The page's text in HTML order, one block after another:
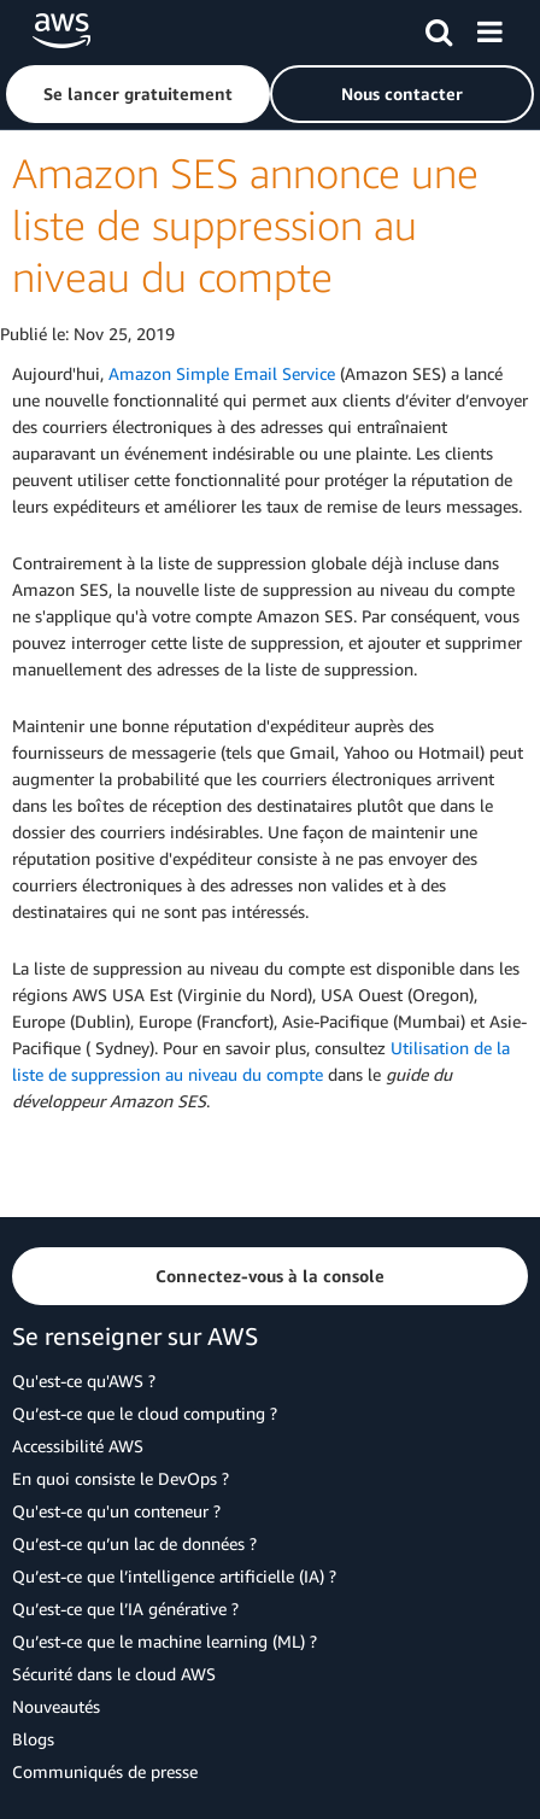
Passer au contenu principal
Cliquer ici pour revenir à la page d'accueil d'Amazon Web
Se lancer gratuitement Nous contacter
Amazon SES annonce une
liste de suppression au
niveau du compte
Publié le: Nov 25, 2019
Aujourd'hui, Amazon Simple Email Service (Amazon SES) a lancé
une nouvelle fonctionnalité qui permet aux clients d’éviter d’envoyer
des courriers électroniques à des adresses qui entraînaient
auparavant un événement indésirable ou une plainte. Les clients
peuvent utiliser cette fonctionnalité pour protéger la réputation de
leurs expéditeurs et améliorer les taux de remise de leurs messages.
Contrairement à la liste de suppression globale déjà incluse dans
Amazon SES, la nouvelle liste de suppression au niveau du compte
ne s'applique qu'à votre compte Amazon SES. Par conséquent, vous
pouvez interroger cette liste de suppression, et ajouter et supprimer
manuellement des adresses de la liste de suppression.
Maintenir une bonne réputation d'expéditeur auprès des
fournisseurs de messagerie (tels que Gmail, Yahoo ou Hotmail) peut
augmenter la probabilité que les courriers électroniques arrivent
dans les boîtes de réception des destinataires plutôt que dans le
dossier des courriers indésirables. Une façon de maintenir une
réputation positive d'expéditeur consiste à ne pas envoyer des
courriers électroniques à des adresses non valides et à des
destinataires qui ne sont pas intéressés.
La liste de suppression au niveau du compte est disponible dans les
régions AWS USA Est (Virginie du Nord), USA Ouest (Oregon),
Europe (Dublin), Europe (Francfort), Asie-Pacifique (Mumbai) et Asie-
Pacifique ( Sydney). Pour en savoir plus, consultez Utilisation de la
liste de suppression au niveau du compte dans le guide du
développeur Amazon SES.
Connectez-vous à la console
Se renseigner sur AWS
Qu'est-ce qu'AWS ?
Qu’est-ce que le cloud computing ?
Accessibilité AWS
En quoi consiste le DevOps ?
Qu'est-ce qu'un conteneur ?
Qu’est-ce qu’un lac de données ?
Qu’est-ce que l’intelligence artificielle (IA) ?
Qu’est-ce que l’IA générative ?
Qu’est-ce que le machine learning (ML) ?
Sécurité dans le cloud AWS
Nouveautés
Blogs
Communiqués de presse